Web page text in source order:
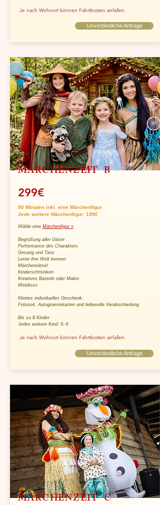
Je nach Wohnort können Fahrtkosten anfallen.
Unverbindliche Anfrage
MÄRCHENZEIT B
299€
90 Minuten inkl. eine Märchenfigur
Jede weitere Märchenfigur: 199€
Wähle eine Märchenfigur»
Begrüßung aller Gäste
Performance des Charakters
Gesang und Tanz
Lerne ihre Welt kennen
Märchenrätsel
Kinderschminken
Kreatives Basteln oder Malen
Minidisco
Kleines individuelles Geschenk,
Fotozeit, Autogrammkarten und liebevolle Verabschiedung
Bis zu 8 Kinder
Jedes weitere Kind: 9,-€
Je nach Wohnort können Fahrtkosten anfallen.
Unverbindliche Anfrage
MÄRCHENZEIT C